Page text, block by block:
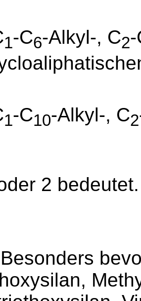
1-C6-Alkyl-, C2-
1-C10-Alkyl-, C2
2 bedeutet.
Besonders